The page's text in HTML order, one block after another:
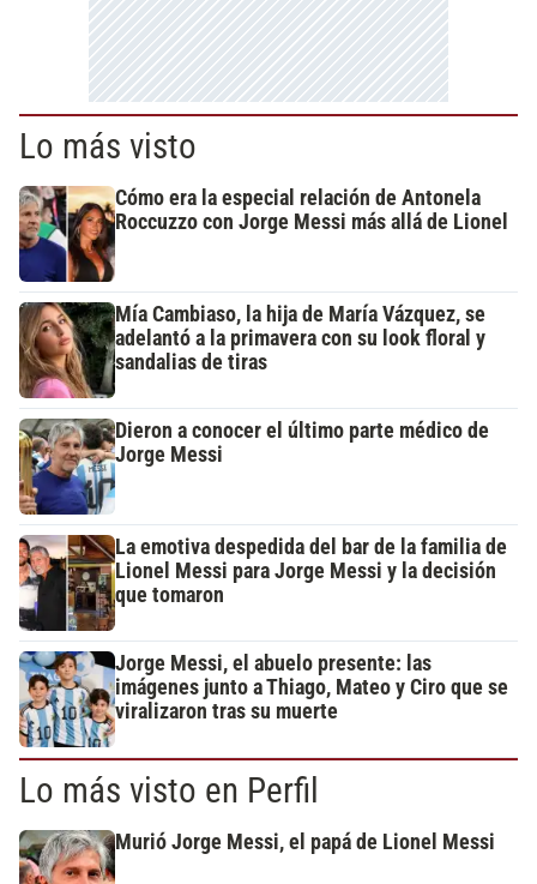
Lo más visto
Cómo era la especial relación de Antonela
Roccuzzo con Jorge Messi más allá de Lionel
Mía Cambiaso, la hija de María Vázquez, se
adelantó a la primavera con su look floral y
sandalias de tiras
Dieron a conocer el último parte médico de
Jorge Messi
La emotiva despedida del bar de la familia de
Lionel Messi para Jorge Messi y la decisión
que tomaron
Jorge Messi, el abuelo presente: las
imágenes junto a Thiago, Mateo y Ciro que se
viralizaron tras su muerte
Lo más visto en Perfil
Murió Jorge Messi, el papá de Lionel Messi